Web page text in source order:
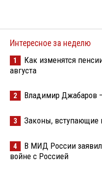
Интересное за неделю
1
Как изменятся
августа
2 Владимир Джабаров
3 Законы, вступающие
4
В МИД России
войне с Россией